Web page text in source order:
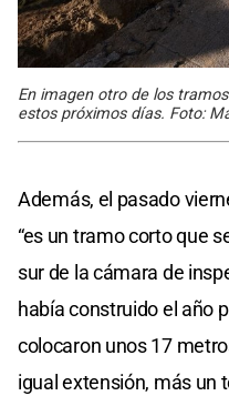
En imagen otro de los
estos próximos días. Foto:
Además, el pasado
“es un tramo corto que
sur de la cámara de
había construido el año
colocaron unos 17
igual extensión, más un